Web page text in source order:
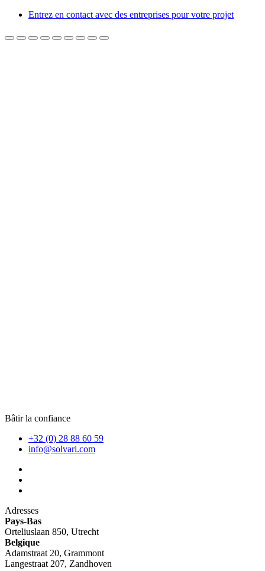
Entrez en contact avec des entreprises pour votre projet
Bâtir la confiance
+32 (0) 28 88 60 59
info@solvari.com
Adresses
Pays-Bas
Orteliuslaan 850, Utrecht
Belgique
Adamstraat 20, Grammont
Langestraat 207, Zandhoven